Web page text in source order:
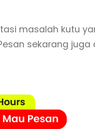
masalah kutu
sekarang juga